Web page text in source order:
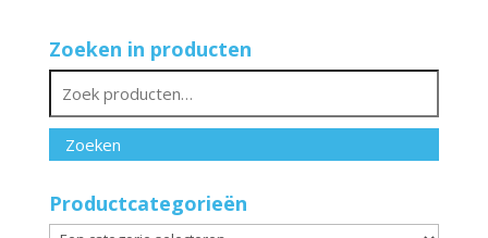
Zoeken in producten
Zoeken
naar:
Zoeken
Productcategorieën